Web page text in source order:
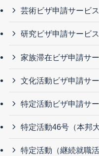
芸術ビザ申請サービス
研究ビザ申請サービス
家族滞在ビザ申請サ
文化活動ビザ申請サ
特定活動ビザ申請サ
特定活動46号（本邦
特定活動（継続就職